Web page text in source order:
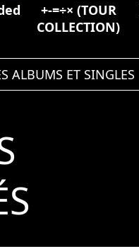
+-=÷× (TOUR
COLLECTION)
ALBUMS ET SINGLES